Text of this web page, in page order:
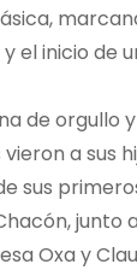
el inicio de
de orgullo
a sus
sus
junto
Oxa y